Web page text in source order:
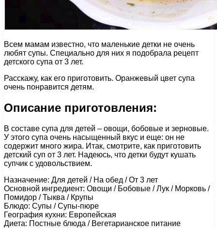
Всем мамам известно, что маленькие детки не очень
любят супы. Специально для них я подобрала рецепт
детского супа от 3 лет.
Расскажу, как его приготовить. Оранжевый цвет супа
очень понравится детям.
Описание приготовления:
В составе супа для детей – овощи, бобовые и зерновые.
У этого супа очень насыщенный вкус и еще: он не
содержит много жира. Итак, смотрите, как приготовить
детский суп от 3 лет. Надеюсь, что детки будут кушать
супчик с удовольствием.
Назначение: Для детей / На обед / От 3 лет
Основной ингредиент: Овощи / Бобовые / Лук / Морковь /
Помидор / Тыква / Крупы
Блюдо: Супы / Супы-пюре
География кухни: Европейская
Диета: Постные блюда / Вегетарианское питание